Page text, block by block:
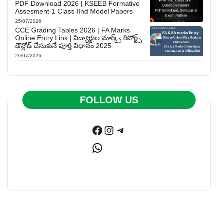
PDF Download 2026 | KSEEB Formative
Assesment-1 Class IInd Model Papers
25/07/2026
CCE Grading Tables 2026 | FA Marks
Online Entry Link | విద్యార్థుల మార్క్స్ రిపోర్ట్స్
డౌన్లోడ్ చేసుకునే పూర్తి విధానం 2025
26/07/2026
FOLLOW US
Facebook
Instagram
Telegram
WhatsApp